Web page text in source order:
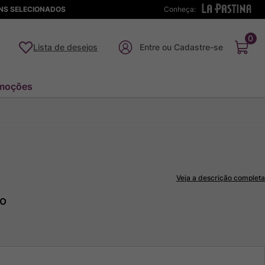
Conheça:
SELECIONADOS
Lista de desejos
0
Veja a descrição completa